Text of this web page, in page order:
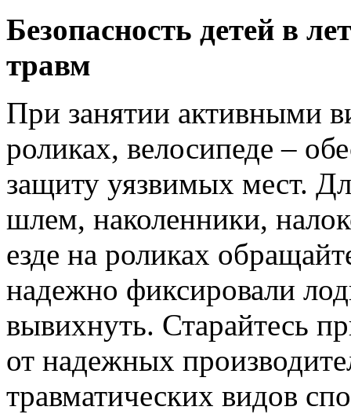
Безопасность детей в
травм
При занятии активными
роликах, велосипеде –
защиту уязвимых мест.
шлем, наколенники,
езде на роликах
надежно фиксировали
вывихнуть. Старайтесь
от надежных
травматических видов